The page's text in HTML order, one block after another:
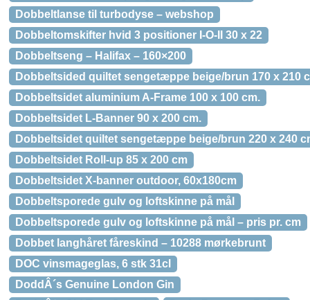
Dobbeltlanse til turbodyse – webshop
Dobbeltomskifter hvid 3 positioner I-O-II 30 x 22
Dobbeltseng – Halifax – 160×200
Dobbeltsided quiltet sengetæppe beige/brun 170 x 210
Dobbeltsidet aluminium A-Frame 100 x 100 cm.
Dobbeltsidet L-Banner 90 x 200 cm.
Dobbeltsidet quiltet sengetæppe beige/brun 220 x 240
Dobbeltsidet Roll-up 85 x 200 cm
Dobbeltsidet X-banner outdoor, 60x180cm
Dobbeltsporede gulv og loftskinne på mål
Dobbeltsporede gulv og loftskinne på mål – pris pr. cm
Dobbet langhåret fåreskind – 10288 mørkebrunt
DOC vinsmageglas, 6 stk 31cl
DoddÂ´s Genuine London Gin